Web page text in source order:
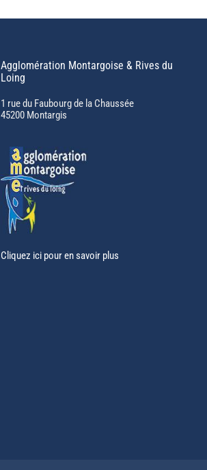
Agglomération Montargoise & Rives du
Loing
1 rue du Faubourg de la Chaussée
45200 Montargis
Cliquez ici pour en savoir plus